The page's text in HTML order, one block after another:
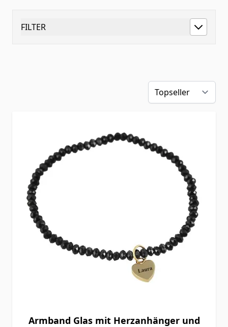
FILTER
Armband Glas mit Herzanhänger und